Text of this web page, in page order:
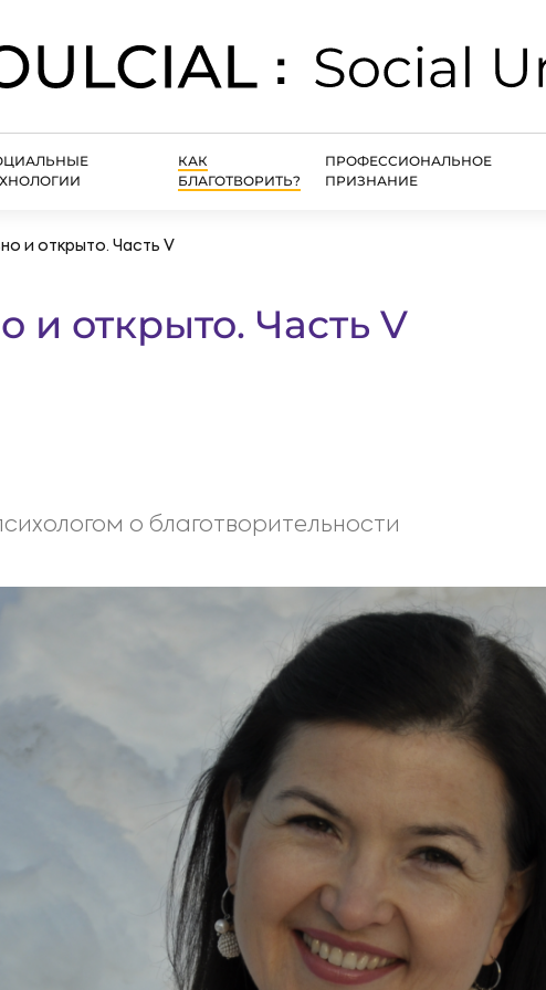
КАК
БЛАГОТВОРИТЬ?
ПРОФЕССИОНАЛЬНОЕ
ПРИЗНАНИЕ
и открыто. Часть V
и открыто. Часть V
о благотворительности